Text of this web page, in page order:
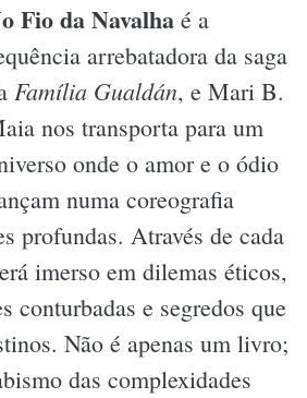
Fio da Navalha é a
arrebatadora da saga
Família Gualdán, e Mari B.
nos transporta para um
onde o amor e o ódio
numa coreografia
profundas. Através de cada
imerso em dilemas éticos,
conturbadas e segredos que
Não é apenas um livro;
das complexidades